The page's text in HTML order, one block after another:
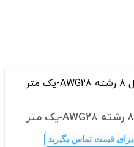
برای قیمت تماس بگیرید